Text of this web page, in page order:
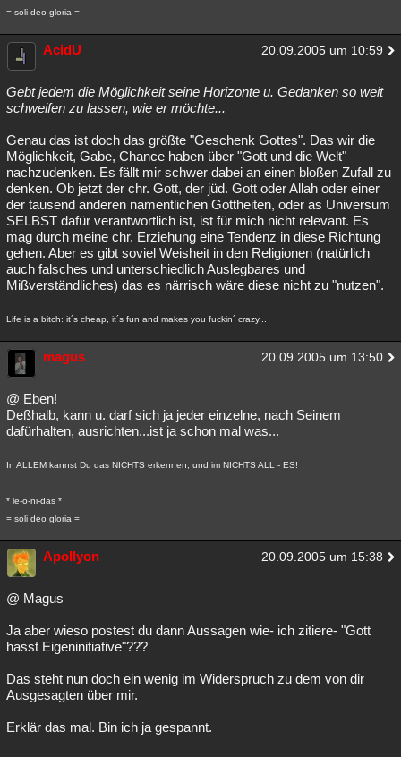
Übersichten
Besucht Teilgenommen Alle Neue Geschlossen
Lesenswert
= soli deo gloria =
AcidU 20.09.2005 um 10:59
Gebt jedem die Möglichkeit seine Horizonte u. Gedanken so weit
schweifen zu lassen, wie er möchte...
Genau das ist doch das größte "Geschenk Gottes". Das wir die
Möglichkeit, Gabe, Chance haben über "Gott und die Welt"
nachzudenken. Es fällt mir schwer dabei an einen bloßen Zufall zu
denken. Ob jetzt der chr. Gott, der jüd. Gott oder Allah oder einer
der tausend anderen namentlichen Gottheiten, oder as Universum
SELBST dafür verantwortlich ist, ist für mich nicht relevant. Es
mag durch meine chr. Erziehung eine Tendenz in diese Richtung
gehen. Aber es gibt soviel Weisheit in den Religionen (natürlich
auch falsches und unterschiedlich Auslegbares und
Mißverständliches) das es närrisch wäre diese nicht zu "nutzen".
Life is a bitch: it´s cheap, it´s fun and makes you fuckin´ crazy...
magus 20.09.2005 um 13:50
@ Eben!
Deßhalb, kann u. darf sich ja jeder einzelne, nach Seinem
dafürhalten, ausrichten...ist ja schon mal was...
In ALLEM kannst Du das NICHTS erkennen, und im NICHTS ALL - ES!
* le-o-ni-das *
= soli deo gloria =
Apollyon 20.09.2005 um 15:38
@ Magus
Ja aber wieso postest du dann Aussagen wie- ich zitiere- "Gott
hasst Eigeninitiative"???
Das steht nun doch ein wenig im Widerspruch zu dem von dir
Ausgesagten über mir.
Erklär das mal. Bin ich ja gespannt.